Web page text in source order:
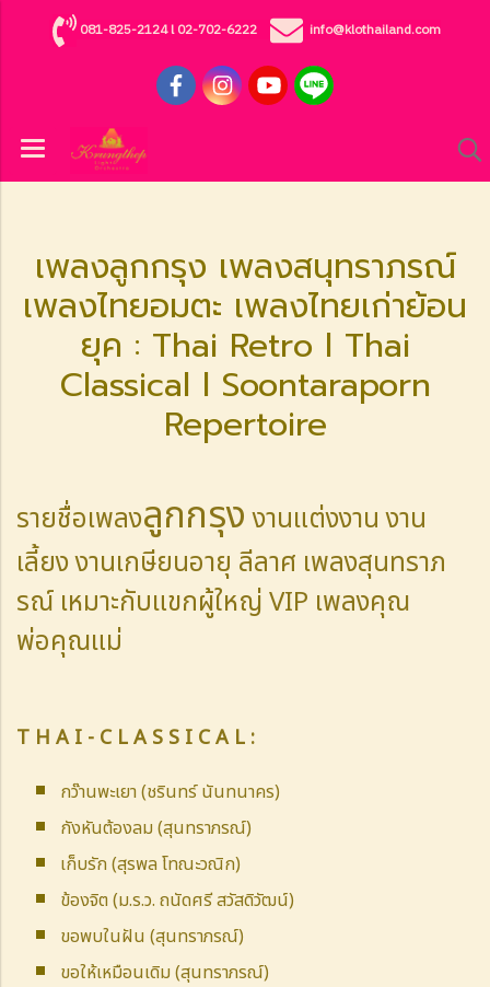
081-825-2124l02-702-6222 info@klothailand.com
เพลงลูกกรุง เพลงสนุทราภรณ์
เพลงไทยอมตะ เพลงไทยเก่าย้อน
ยุค : Thai Retro l Thai
Classical l Soontaraporn
Repertoire
รายชื่อเพลงลูกกรุงงานแต่งงาน งาน
เลี้ยง งานเกษียนอายุ ลีลาศ เพลงสุนทราภ
รณ์ เหมาะกับแขกผู้ใหญ่ VIP เพลงคุณ
พ่อคุณแม่
T H A I - C L A S S I C A L :
กว๊านพะเยา (ชรินทร์ นันทนาคร)
กังหันต้องลม (สุนทราภรณ์)
เก็บรัก (สุรพล โทณะวณิก)
ข้องจิต (ม.ร.ว. ถนัดศรี สวัสดิวัฒน์)
ขอพบในฝัน (สุนทราภรณ์)
ขอให้เหมือนเดิม (สุนทราภรณ์)